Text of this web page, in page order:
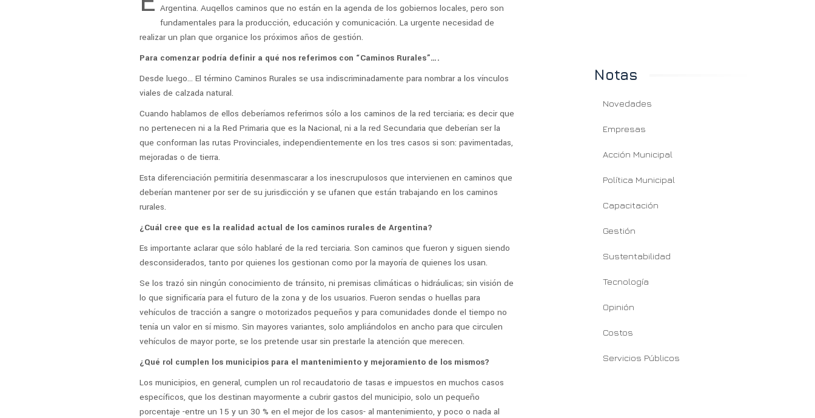
Argentina. Auqellos caminos que no están en la agenda de los gobiernos locales, pero son
fundamentales para la producción, educación y comunicación. La urgente necesidad de
realizar un plan que organice los próximos años de gestión.
Para comenzar podría definir a qué nos referimos con “Caminos Rurales”….
Desde luego… El término Caminos Rurales se usa indiscriminadamente para nombrar a los vínculos
viales de calzada natural.
Cuando hablamos de ellos deberíamos referirnos sólo a los caminos de la red terciaria; es decir que
no pertenecen ni a la Red Primaria que es la Nacional, ni a la red Secundaria que deberían ser la
que conforman las rutas Provinciales, independientemente en los tres casos si son: pavimentadas,
mejoradas o de tierra.
Esta diferenciación permitiría desenmascarar a los inescrupulosos que intervienen en caminos que
deberían mantener por ser de su jurisdicción y se ufanen que están trabajando en los caminos
rurales.
¿Cuál cree que es la realidad actual de los caminos rurales de Argentina?
Es importante aclarar que sólo hablaré de la red terciaria. Son caminos que fueron y siguen siendo
desconsiderados, tanto por quienes los gestionan como por la mayoría de quienes los usan.
Se los trazó sin ningún conocimiento de tránsito, ni premisas climáticas o hidráulicas; sin visión de
lo que significaría para el futuro de la zona y de los usuarios. Fueron sendas o huellas para
vehículos de tracción a sangre o motorizados pequeños y para comunidades donde el tiempo no
tenía un valor en sí mismo. Sin mayores variantes, solo ampliándolos en ancho para que circulen
vehículos de mayor porte, se los pretende usar sin prestarle la atención que merecen.
¿Qué rol cumplen los municipios para el mantenimiento y mejoramiento de los mismos?
Los municipios, en general, cumplen un rol recaudatorio de tasas e impuestos en muchos casos
específicos, que los destinan mayormente a cubrir gastos del municipio, solo un pequeño
porcentaje -entre un 15 y un 30 % en el mejor de los casos- al mantenimiento, y poco o nada al
Notas
Novedades
Empresas
Acción Municipal
Política Municipal
Capacitación
Gestión
Sustentabilidad
Tecnología
Opinión
Costos
Servicios Públicos